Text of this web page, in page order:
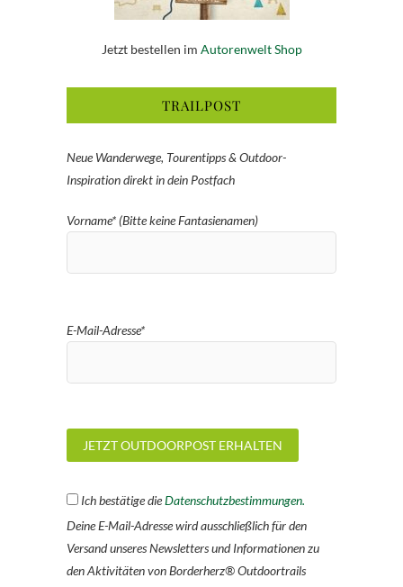
Jetzt bestellen im Autorenwelt Shop
TRAILPOST
Neue Wanderwege, Tourentipps & Outdoor-
Inspiration direkt in dein Postfach
Vorname* (Bitte keine Fantasienamen)
E-Mail-Adresse*
Ich bestätige dieDatenschutzbestimmungen.
Deine E-Mail-Adresse wird ausschließlich für den
Versand unseres Newsletters und Informationen zu
den Aktivitäten von Borderherz® Outdoortrails